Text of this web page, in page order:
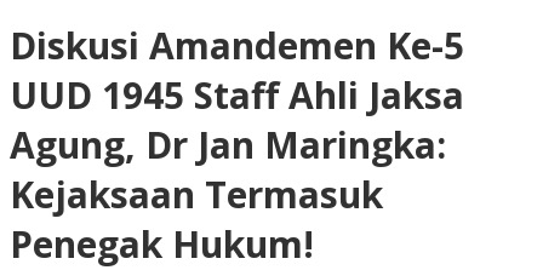
Diskusi Amandemen Ke-5
UUD 1945 Staff Ahli Jaksa
Agung, Dr Jan Maringka:
Kejaksaan Termasuk
Penegak Hukum!